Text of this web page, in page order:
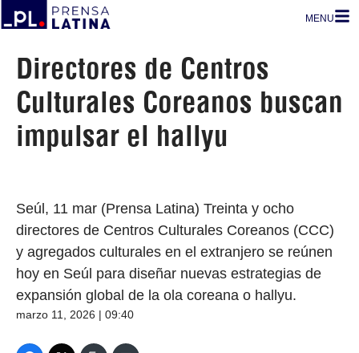
MENU
Directores de Centros
Culturales Coreanos buscan
impulsar el hallyu
Seúl, 11 mar (Prensa Latina) Treinta y ocho
directores de Centros Culturales Coreanos (CCC)
y agregados culturales en el extranjero se reúnen
hoy en Seúl para diseñar nuevas estrategias de
expansión global de la ola coreana o hallyu.
marzo 11, 2026 | 09:40